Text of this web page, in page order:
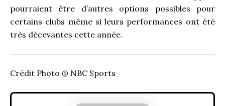
pourraient être d’autres options possibles pour
certains clubs même si leurs performances ont été
très décevantes cette année.
Crédit Photo @ NBC Sports